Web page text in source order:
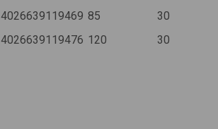
4026639119469 85
30
4026639119476 120 30